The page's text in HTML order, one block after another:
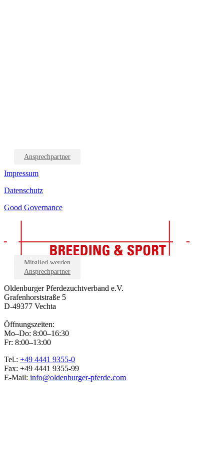
Ansprechpartner
Impressum
Datenschutz
Good Governance
Mitglied werden
Ansprechpartner
Oldenburger Pferdezuchtverband e.V.
Grafenhorststraße 5
D-49377 Vechta
Öffnungszeiten:
Mo–Do: 8:00–16:30
Fr: 8:00–13:00
Tel.: +49 4441 9355-0
Fax: +49 4441 9355-99
E-Mail: info@oldenburger-pferde.com